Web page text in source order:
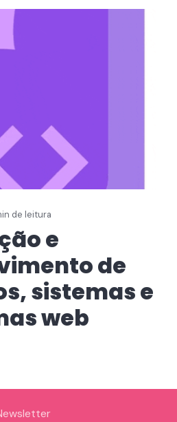
de leitura
e
de
sistemas e
web